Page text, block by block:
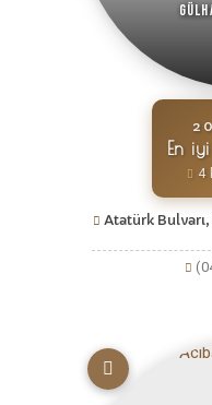
En
4
Atatürk Bulvarı,